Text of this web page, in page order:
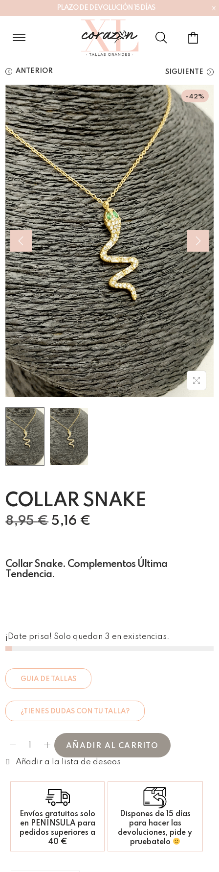
PLAZO DE DEVOLUCI ÓN 5 DÍ AS x
ANTERIOR SIGUIENTE
-42%
COLLAR SNAKE
8,95€ 5,16 €
Collar Snake. Complementos Última
Tendencia.
¡Date prisa! Solo quedan 3 en existencias.
GUIA DE TALLAS
¿TIENES DUDAS CON TU TALLA?
AÑADIR AL CARRITO
Envíos gratuitos solo
en PENINSULA para
pedidos superiores a
40 €
Dispones de 15 días
para hacer las
devoluciones, pide y
pruebatelo